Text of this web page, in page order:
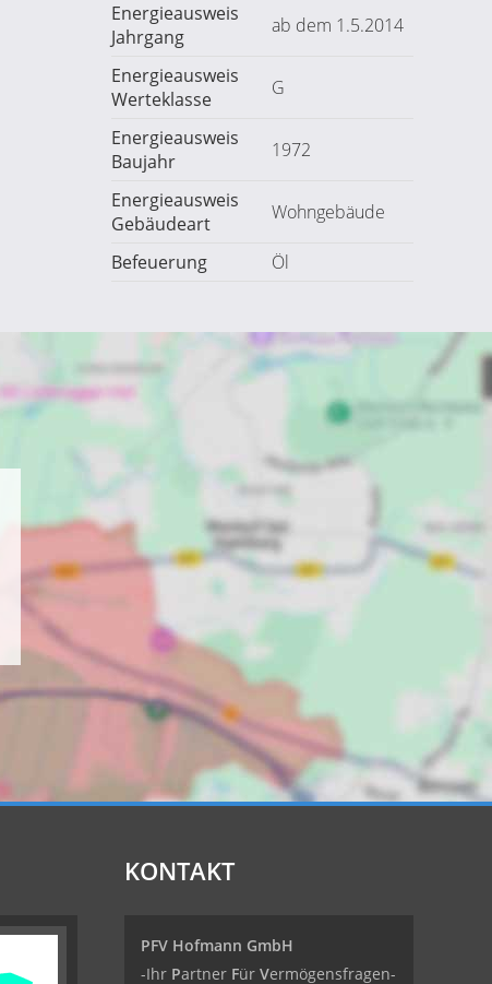
Energieausweis
Jahrgang
ab dem 1.5.2014
Energieausweis
Werteklasse
G
Energieausweis
Baujahr
1972
Energieausweis
Gebäudeart
Wohngebäude
Befeuerung Öl
KONTAKT
PFV Hofmann GmbH
-Ihr Partner Für Vermögensfragen-